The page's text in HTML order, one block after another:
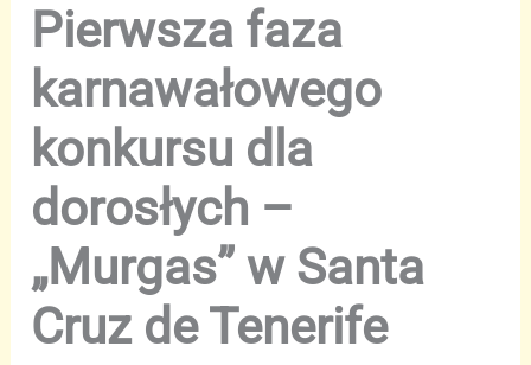
Pierwsza faza
karnawałowego
konkursu dla
dorosłych –
„Murgas” w Santa
Cruz de Tenerife